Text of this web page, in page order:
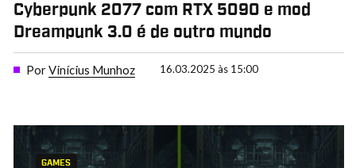
Cyberpunk 2077 com RTX 5090 e mod
Dreampunk 3.0 é de outro mundo
PorVinícius Munhoz 16.03.2025 às 15:00
GAMES